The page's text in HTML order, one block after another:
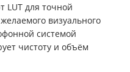
LUT для точной
визуального
системой
чистоту и объём